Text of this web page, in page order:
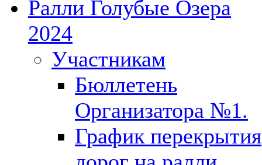
Ралли Голубые Озера
2024
Участникам
Бюллетень
Организатора №1.
График перекрытия